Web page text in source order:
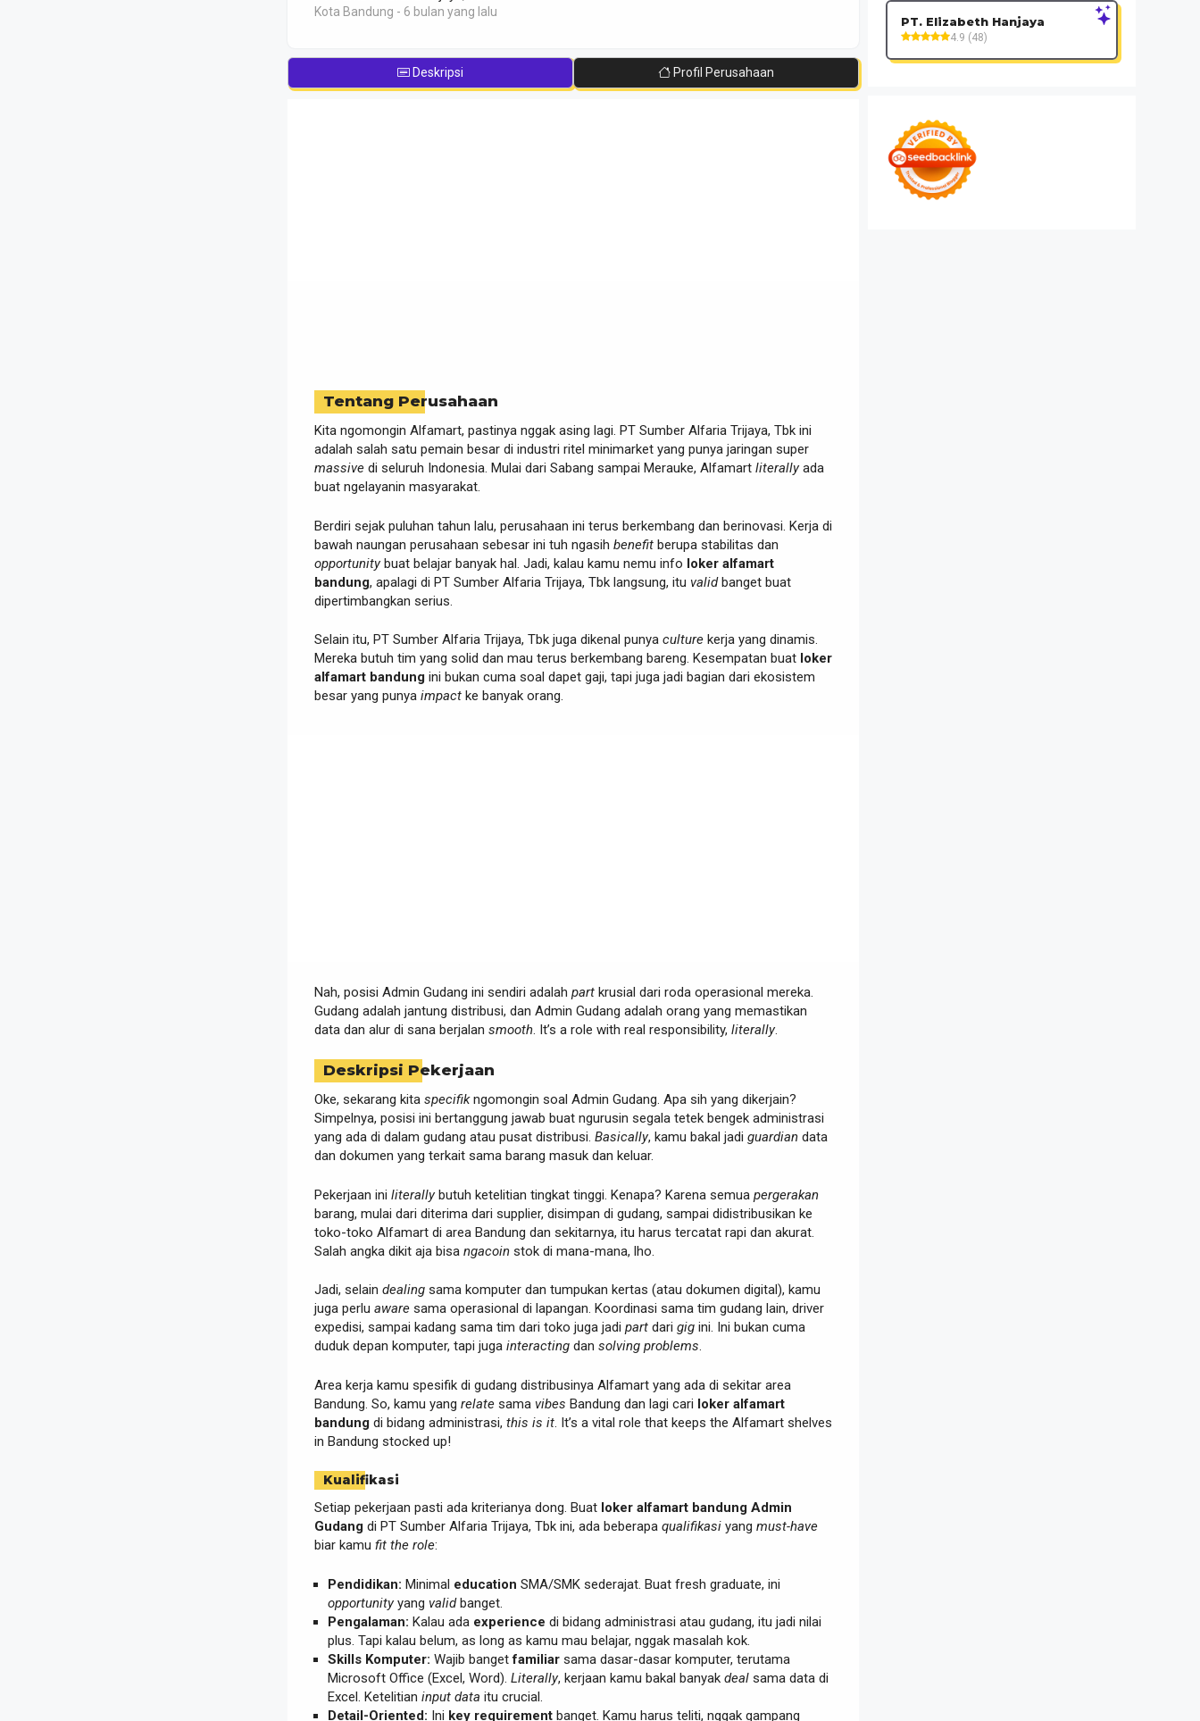
Kota Bandung - 6 bulan yang lalu
Deskripsi Profil Perusahaan
Tentang Perusahaan
Kita ngomongin Alfamart, pastinya nggak asing lagi. PT Sumber Alfaria Trijaya, Tbk ini
adalah salah satu pemain besar di industri ritel minimarket yang punya jaringan super
massive di seluruh Indonesia. Mulai dari Sabang sampai Merauke, Alfamart literallyada
buat ngelayanin masyarakat.
Berdiri sejak puluhan tahun lalu, perusahaan ini terus berkembang dan berinovasi. Kerja di
bawah naungan perusahaan sebesar ini tuh ngasih benefit berupa stabilitas dan
opportunitybuat belajar banyak hal. Jadi, kalau kamu nemu info loker alfamart
bandung, apalagi di PT Sumber Alfaria Trijaya, Tbk langsung, itu validbanget buat
dipertimbangkan serius.
Selain itu, PT Sumber Alfaria Trijaya, Tbk juga dikenal punya culture kerja yang dinamis.
Mereka butuh tim yang solid dan mau terus berkembang bareng. Kesempatan buat loker
alfamart bandung ini bukan cuma soal dapet gaji, tapi juga jadi bagian dari ekosistem
besar yang punya impact ke banyak orang.
Nah, posisi Admin Gudang ini sendiri adalah part krusial dari roda operasional mereka.
Gudang adalah jantung distribusi, dan Admin Gudang adalah orang yang memastikan
data dan alur di sana berjalan smooth . It’s a role with real responsibility, literally.
Deskripsi Pekerjaan
Oke, sekarang kita specifikngomongin soal Admin Gudang. Apa sih yang dikerjain?
Simpelnya, posisi ini bertanggung jawab buat ngurusin segala tetek bengek administrasi
yang ada di dalam gudang atau pusat distribusi. Basically, kamu bakal jadi guardian data
dan dokumen yang terkait sama barang masuk dan keluar.
Pekerjaan ini literallybutuh ketelitian tingkat tinggi. Kenapa? Karena semua pergerakan
barang, mulai dari diterima dari supplier, disimpan di gudang, sampai didistribusikan ke
toko-toko Alfamart di area Bandung dan sekitarnya, itu harus tercatat rapi dan akurat.
Salah angka dikit aja bisa ngacoin stok di mana-mana, lho.
Jadi, selain dealing sama komputer dan tumpukan kertas (atau dokumen digital), kamu
juga perlu aware sama operasional di lapangan. Koordinasi sama tim gudang lain, driver
expedisi, sampai kadang sama tim dari toko juga jadi part dari gig ini. Ini bukan cuma
duduk depan komputer, tapi juga interacting dan solving problems.
Area kerja kamu spesifik di gudang distribusinya Alfamart yang ada di sekitar area
Bandung. So, kamu yang relate sama vibes Bandung dan lagi cari loker alfamart
bandung di bidang administrasi, this is it . It’s a vital role that keeps the Alfamart shelves
in Bandung stocked up!
Kualifikasi
Setiap pekerjaan pasti ada kriterianya dong. Buat loker alfamart bandung Admin
Gudang di PT Sumber Alfaria Trijaya, Tbk ini, ada beberapa qualifikasi yang must-have
biar kamu fit the role:
Pendidikan: Minimal education SMA/SMK sederajat. Buat fresh graduate, ini
opportunityyang validbanget.
Pengalaman: Kalau ada experience di bidang administrasi atau gudang, itu jadi nilai
plus. Tapi kalau belum, as long as kamu mau belajar, nggak masalah kok.
Skills Komputer: Wajib bangetfamiliar sama dasar-dasar komputer, terutama
Microsoft Office (Excel, Word). Literally, kerjaan kamu bakal banyak deal sama data di
Excel. Ketelitian input data itu crucial.
Detail-Oriented: Ini key requirement banget. Kamu harus teliti, nggak gampang
PT. Elizabeth Hanjaya
4.9 (48)